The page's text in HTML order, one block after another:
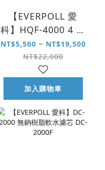
【EVERPOLL 愛
科】HQF-4000 4 合
1 多功能抑垢濾芯
HQF-4000F
NT$5,500 ~ NT$19,500
NT$22,000
加入購物車